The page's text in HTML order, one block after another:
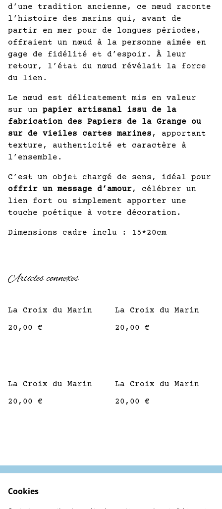
d’une tradition ancienne, ce nœud raconte
l’histoire des marins qui, avant de
partir en mer pour de longues périodes,
offraient un nœud à la personne aimée en
gage de fidélité et d’espoir. À leur
retour, l’état du nœud révélait la force
du lien.
Le nœud est délicatement mis en valeur
sur un papier artisanal issu de la
fabrication des Papiers de la Grange ou
sur de vieiles cartes marines , apportant
texture, authenticité et caractère à
l’ensemble.
C’est un objet chargé de sens, idéal pour
offrir un message d’amour, célébrer un
lien fort ou simplement apporter une
touche poétique à votre décoration.
Dimensions cadre inclu : 15*20cm
Articles connexes
La Croix du Marin
20,00 €
La Croix du Marin
20,00 €
La Croix du Marin
20,00 €
La Croix du Marin
20,00 €
Contactez-nous
Cookies